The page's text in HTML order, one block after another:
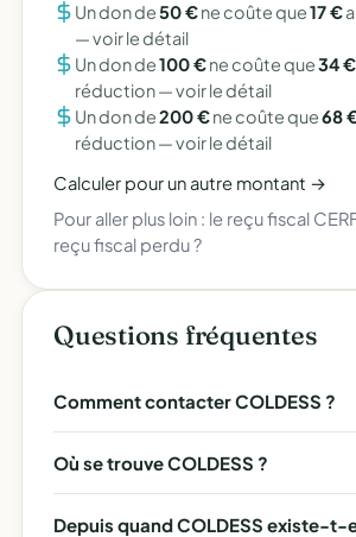
Un don de50 €ne coûte que17 €
—voir le détail
Un don de100 €ne coûte que34 €
réduction —voir le détail
Un don de200 €ne coûte que68
réduction —voir le détail
Calculer pour un autre montant →
Pour aller plus loin : le reçu fiscal
reçu fiscal perdu ?
Questions fréquentes
Comment contacter COLDESS ?
Où se trouve COLDESS ?
Depuis quand COLDESS existe-t-